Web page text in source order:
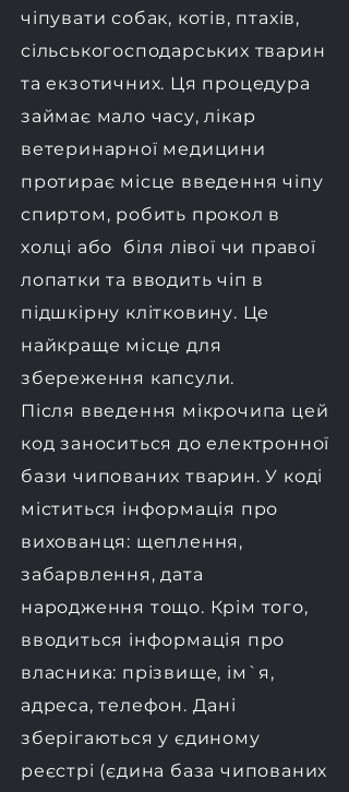
чіпувати собак, котів, птахів,
сільськогосподарських тварин
та екзотичних. Ця процедура
займає мало часу, лікар
ветеринарної медицини
протирає місце введення чіпу
спиртом, робить прокол в
холці або біля лівої чи правої
лопатки та вводить чіп в
підшкірну клітковину. Це
найкраще місце для
збереження капсули.
Після введення мікрочипа цей
код заноситься до електронної
бази чипованих тварин. У коді
міститься інформація про
вихованця: щеплення,
забарвлення, дата
народження тощо. Крім того,
вводиться інформація про
власника: прізвище, ім`я,
адреса, телефон. Дані
зберігаються у єдиному
реєстрі (єдина база чипованих